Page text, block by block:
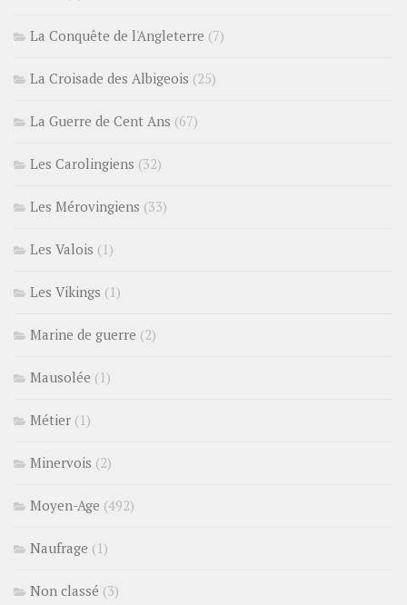
La Conquête de l'Angleterre (7)
La Croisade des Albigeois (25)
La Guerre de Cent Ans (67)
Les Carolingiens (32)
Les Mérovingiens (33)
Les Valois (1)
Les Vikings (1)
Marine de guerre (2)
Mausolée (1)
Métier (1)
Minervois (2)
Moyen-Age (492)
Naufrage (1)
Non classé (3)